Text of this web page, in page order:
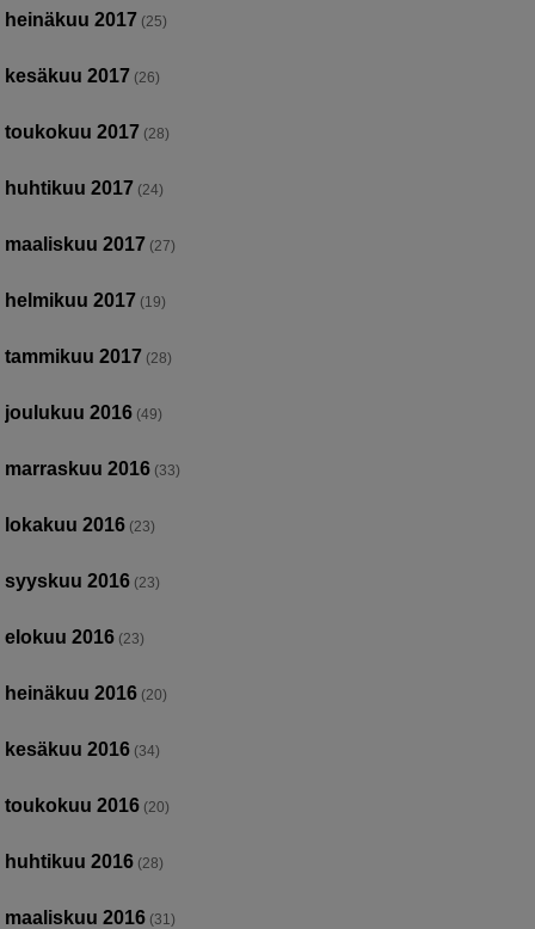
heinäkuu 2017 (25)
kesäkuu 2017 (26)
toukokuu 2017 (28)
huhtikuu 2017 (24)
maaliskuu 2017 (27)
helmikuu 2017 (19)
tammikuu 2017 (28)
joulukuu 2016 (49)
marraskuu 2016 (33)
lokakuu 2016 (23)
syyskuu 2016 (23)
elokuu 2016 (23)
heinäkuu 2016 (20)
kesäkuu 2016 (34)
toukokuu 2016 (20)
huhtikuu 2016 (28)
maaliskuu 2016 (31)